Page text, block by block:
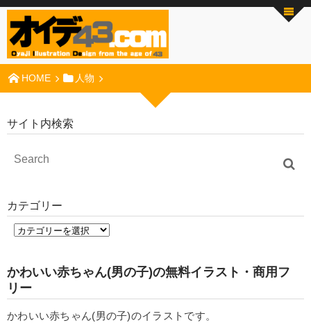
HOME 人物
サイト内検索
カテゴリー
かわいい赤ちゃん(男の子)の無料イラスト・商用フ
リー
かわいい赤ちゃん(男の子)のイラストです。